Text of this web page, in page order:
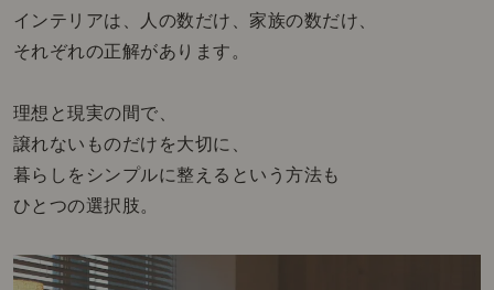
インテリアは、人の数だけ、家族の数だけ、
それぞれの正解があります。
理想と現実の間で、
譲れないものだけを大切に、
暮らしをシンプルに整えるという方法も
ひとつの選択肢。